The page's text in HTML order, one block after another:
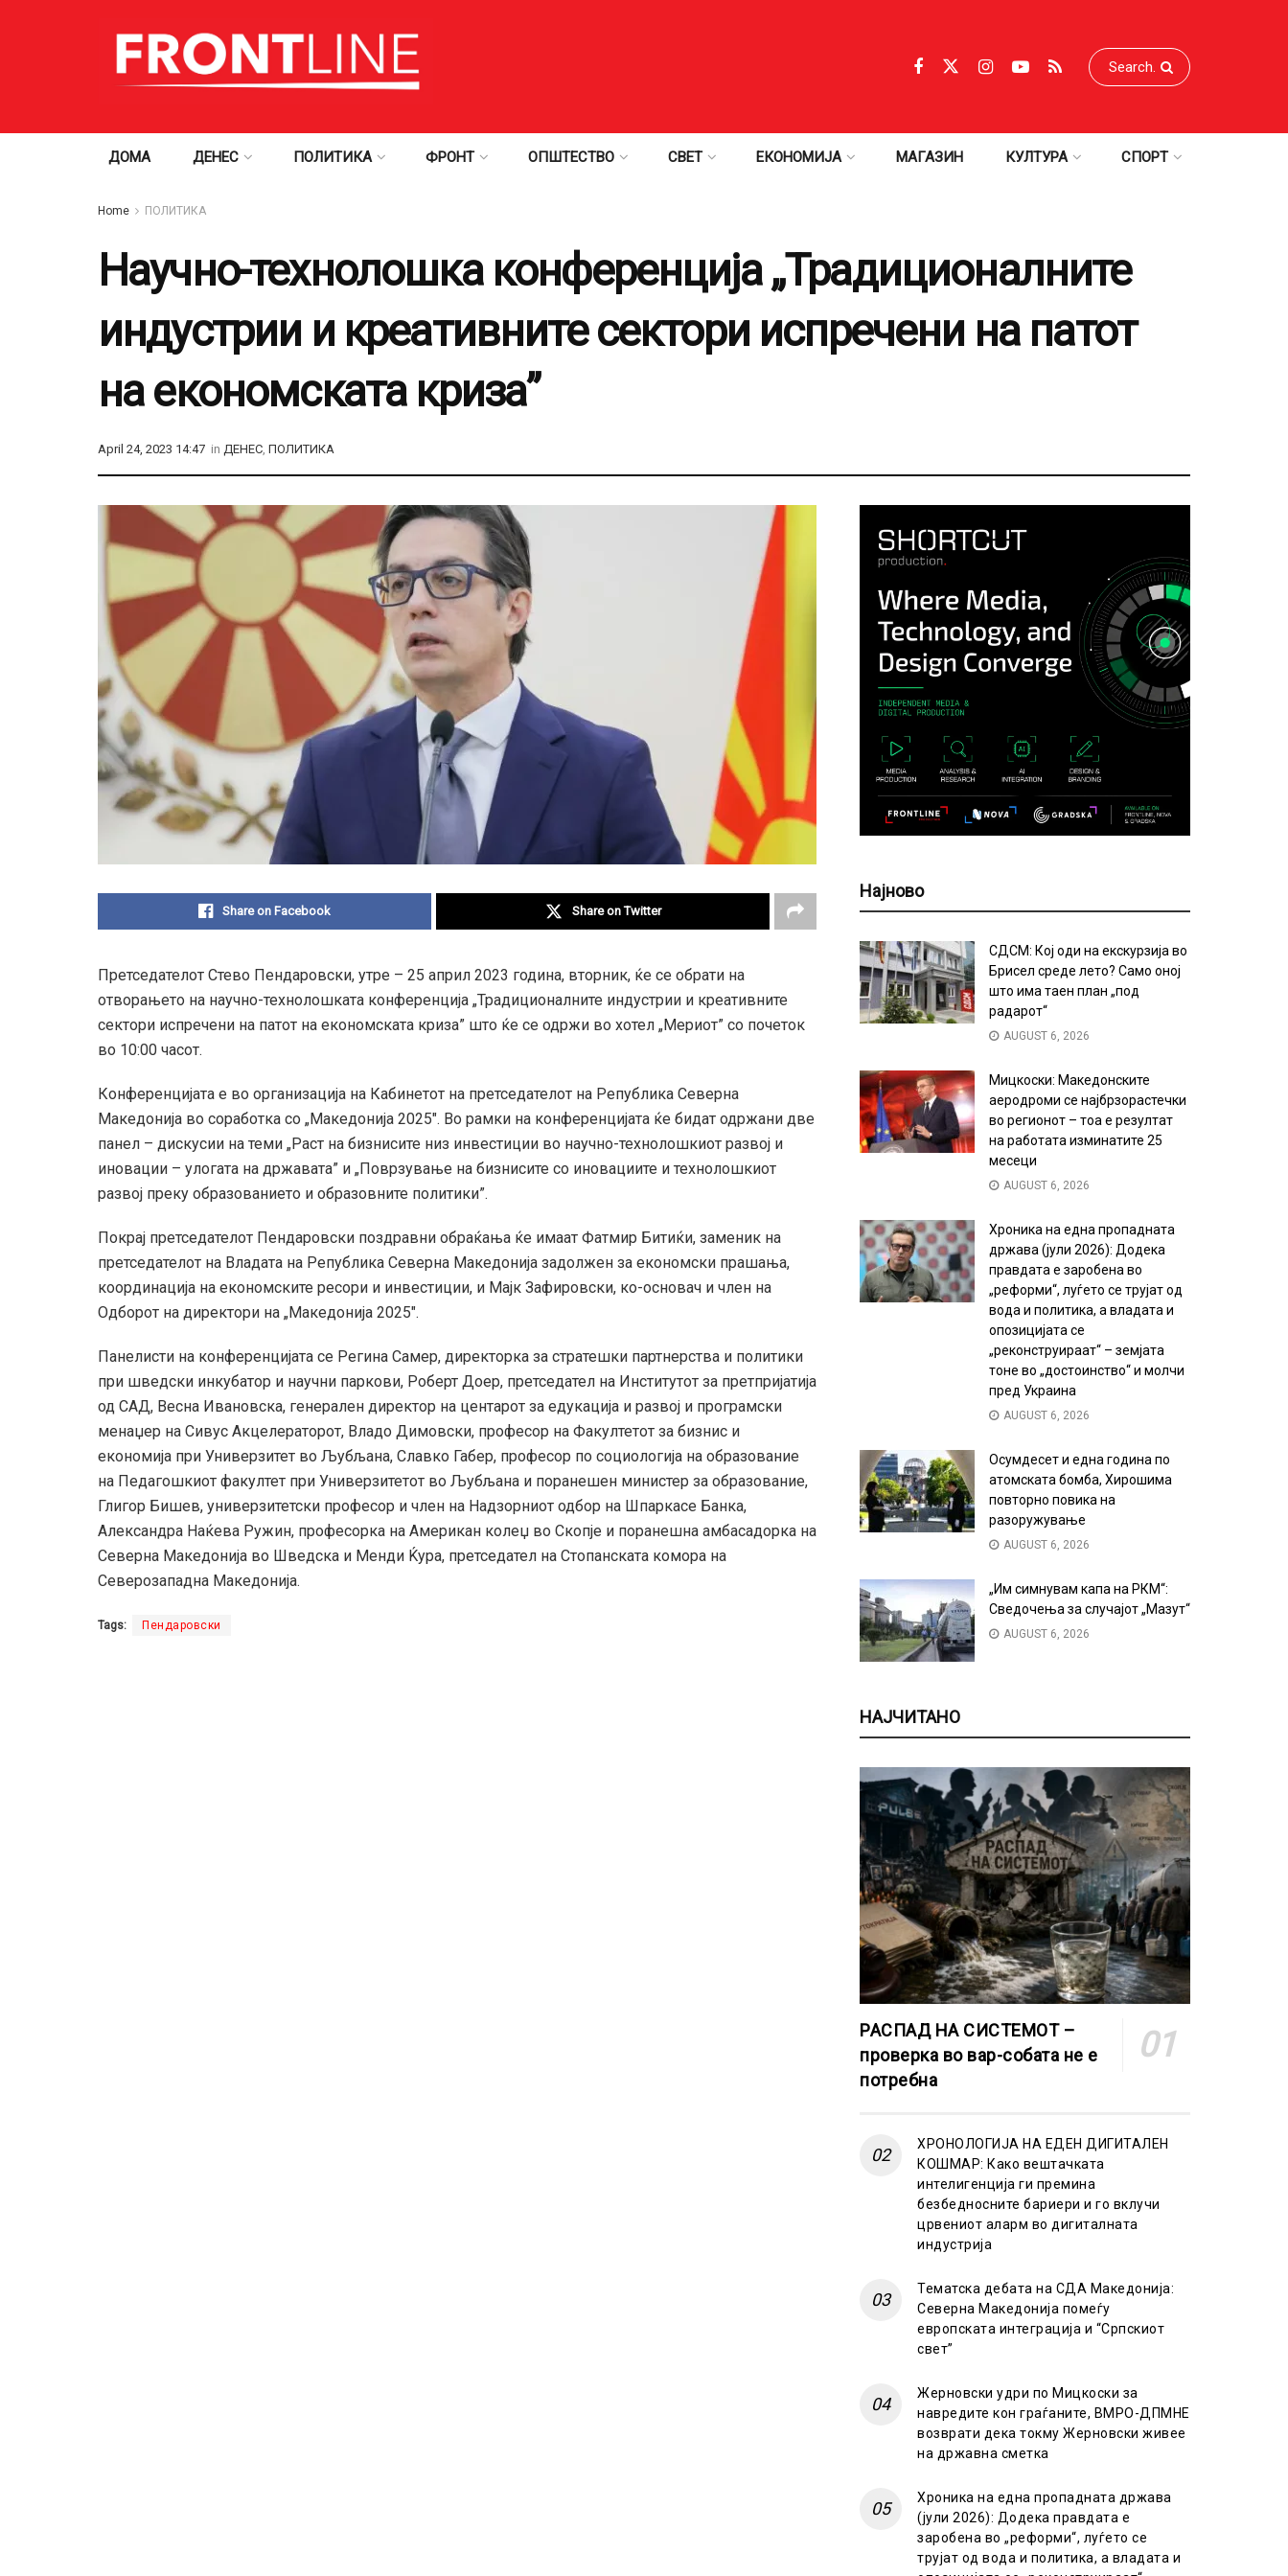
ДОМА ДЕНЕС ПОЛИТИКА ФРОНТ ОПШТЕСТВО СВЕТ ЕКОНОМИЈА МАГАЗИН КУЛТУРА СПОРТ
Home ПОЛИТИКА
Научно-технолошка конференција „Традиционалните
индустрии и креативните сектори испречени на патот
на економската криза”
April 24, 2023 14:47 in ДЕНЕС, ПОЛИТИКА
Share on Facebook Share on Twitter
Претседателот Стево Пендаровски, утре – 25 април 2023 година, вторник, ќе се обрати на
отворањето на научно-технолошката конференција „Традиционалните индустрии и креативните
сектори испречени на патот на економската криза” што ќе се одржи во хотел „Мериот” со почеток
во 10:00 часот.
Конференцијата е во организација на Кабинетот на претседателот на Република Северна
Македонија во соработка со „Македонија 2025″. Во рамки на конференцијата ќе бидат одржани две
панел – дискусии на теми „Раст на бизнисите низ инвестиции во научно-технолошкиот развој и
иновации – улогата на државата” и „Поврзување на бизнисите со иновациите и технолошкиот
развој преку образованието и образовните политики”.
Покрај претседателот Пендаровски поздравни обраќања ќе имаат Фатмир Битиќи, заменик на
претседателот на Владата на Република Северна Македонија задолжен за економски прашања,
координација на економските ресори и инвестиции, и Мајк Зафировски, ко-основач и член на
Одборот на директори на „Македонија 2025″.
Панелисти на конференцијата се Регина Самер, директорка за стратешки партнерства и политики
при шведски инкубатор и научни паркови, Роберт Доер, претседател на Институтот за претпријатија
од САД, Весна Ивановска, генерален директор на центарот за едукација и развој и програмски
менаџер на Сивус Акцелераторот, Владо Димовски, професор на Факултетот за бизнис и
економија при Универзитет во Љубљана, Славко Габер, професор по социологија на образование
на Педагошкиот факултет при Универзитетот во Љубљана и поранешен министер за образование,
Глигор Бишев, универзитетски професор и член на Надзорниот одбор на Шпаркасе Банка,
Александра Наќева Ружин, професорка на Американ колеџ во Скопје и поранешна амбасадорка на
Северна Македонија во Шведска и Менди Ќура, претседател на Стопанската комора на
Северозападна Македонија.
Tags: Пендаровски
Најново
СДСМ: Кој оди на екскурзија во
Брисел среде лето? Само оној
што има таен план „под
радарот“
AUGUST 6, 2026
Мицкоски: Македонските
аеродроми се најбрзорастечки
во регионот – тоа е резултат
на работата изминатите 25
месеци
AUGUST 6, 2026
Хроника на една пропадната
држава (јули 2026): Додека
правдата е заробена во
„реформи“, луѓето се трујат од
вода и политика, а владата и
опозицијата се
„реконструираат“ – земјата
тоне во „достоинство“ и молчи
пред Украина
AUGUST 6, 2026
Осумдесет и една година по
атомската бомба, Хирошима
повторно повика на
разоружување
AUGUST 6, 2026
„Им симнувам капа на РКМ“:
Сведочења за случајот „Мазут“
AUGUST 6, 2026
НАЈЧИТАНО
РАСПАД НА СИСТЕМОТ –
проверка во вар-собата не е
потребна
ХРОНОЛОГИЈА НА ЕДЕН ДИГИТАЛЕН
КОШМАР: Како вештачката
интелигенција ги премина
безбедносните бариери и го вклучи
црвениот аларм во дигиталната
индустрија
Тематска дебата на СДА Македонија:
Северна Македонија помеѓу
европската интеграција и “Српскиот
свет”
Жерновски удри по Мицкоски за
навредите кон граѓаните, ВМРО-ДПМНЕ
возврати дека токму Жерновски живее
на државна сметка
Хроника на една пропадната држава
(јули 2026): Додека правдата е
заробена во „реформи“, луѓето се
трујат од вода и политика, а владата и